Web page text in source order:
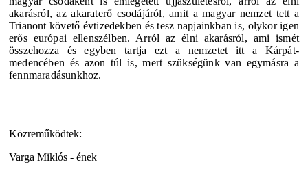
akarásról, az akaraterő csodájáról, amit a magyar nemzet tett a
Trianont követő évtizedekben és tesz napjainkban is, olykor igen
erős európai ellenszélben. Arról az élni akarásról, ami ismét
összehozza és egyben tartja ezt a nemzetet itt a Kárpát-
medencében és azon túl is, mert szükségünk van egymásra a
fennmaradásunkhoz.
Közreműködtek:
Varga Miklós - ének